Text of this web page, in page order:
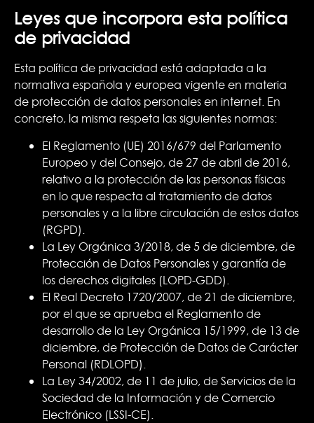
Leyes que incorpora esta política
de privacidad
Esta política de privacidad está adaptada a la
normativa española y europea vigente en materia
de protección de datos personales en internet. En
concreto, la misma respeta las siguientes normas:
El Reglamento (UE) 2016/679 del Parlamento
Europeo y del Consejo, de 27 de abril de 2016,
relativo a la protección de las personas físicas
en lo que respecta al tratamiento de datos
personales y a la libre circulación de estos datos
(RGPD).
La Ley Orgánica 3/2018, de 5 de diciembre, de
Protección de Datos Personales y garantía de
los derechos digitales (LOPD-GDD).
El Real Decreto 1720/2007, de 21 de diciembre,
por el que se aprueba el Reglamento de
desarrollo de la Ley Orgánica 15/1999, de 13 de
diciembre, de Protección de Datos de Carácter
Personal (RDLOPD).
La Ley 34/2002, de 11 de julio, de Servicios de la
Sociedad de la Información y de Comercio
Electrónico (LSSI-CE).